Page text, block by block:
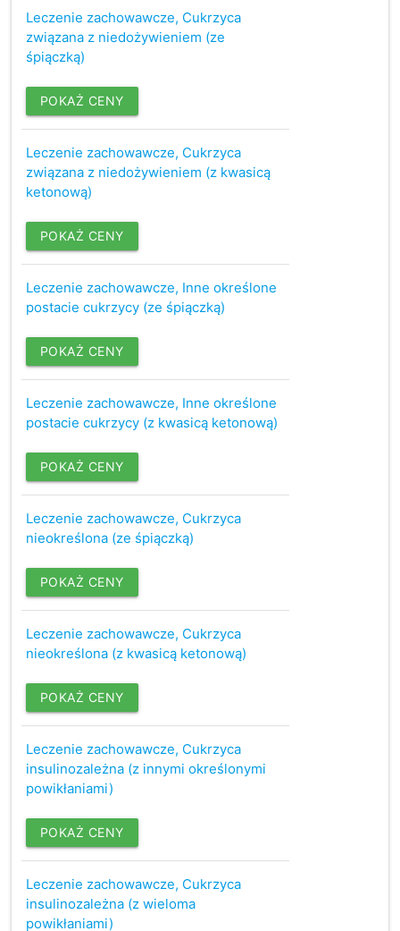
Leczenie zachowawcze, Cukrzyca
związana z niedożywieniem (ze
śpiączką)
POKAŻ CENY
Leczenie zachowawcze, Cukrzyca
związana z niedożywieniem (z kwasicą
ketonową)
POKAŻ CENY
Leczenie zachowawcze, Inne określone
postacie cukrzycy (ze śpiączką)
POKAŻ CENY
Leczenie zachowawcze, Inne określone
postacie cukrzycy (z kwasicą ketonową)
POKAŻ CENY
Leczenie zachowawcze, Cukrzyca
nieokreślona (ze śpiączką)
POKAŻ CENY
Leczenie zachowawcze, Cukrzyca
nieokreślona (z kwasicą ketonową)
POKAŻ CENY
Leczenie zachowawcze, Cukrzyca
insulinozależna (z innymi określonymi
powikłaniami)
POKAŻ CENY
Leczenie zachowawcze, Cukrzyca
insulinozależna (z wieloma
powikłaniami)